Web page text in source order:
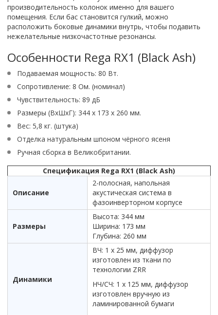
производительность колонок именно для вашего
помещения. Если бас становится гулкий, можно
расположить боковые динамики внутрь, чтобы подавить
нежелательные низкочастотные резонансы.
Особенности Rega RX1 (Black Ash)
Подаваемая мощность: 80 Вт.
Сопротивление: 8 Ом. (номинал)
Чувствительность: 89 дБ
Размеры (ВхШхГ): 344 x 173 x 260 мм.
Вес: 5,8 кг. (штука)
Отделка натуральным шпоном чёрного ясеня
Ручная сборка в Великобритании.
Спецификация Rega RX1 (Black Ash)
Описание
2-полосная, напольная
акустическая система в
фазоинверторном корпусе
Размеры
Высота: 344 мм
Ширина: 173 мм
Глубина: 260 мм
Динамики
ВЧ: 1 х 25 мм, диффузор
изготовлен из ткани по
технологии ZRR
НЧ/СЧ: 1 х 125 мм, диффузор
изготовлен вручную из
ламинированной бумаги